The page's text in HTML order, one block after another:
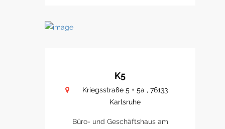
K5
Kriegsstraße 5 + 5a , 76133
Karlsruhe
Büro- und Geschäftshaus am